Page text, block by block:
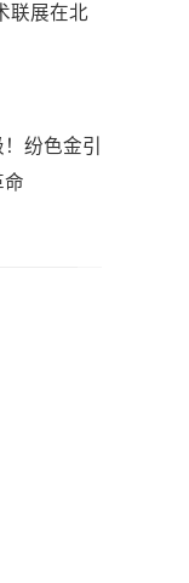
联展在北
纷色金引
命